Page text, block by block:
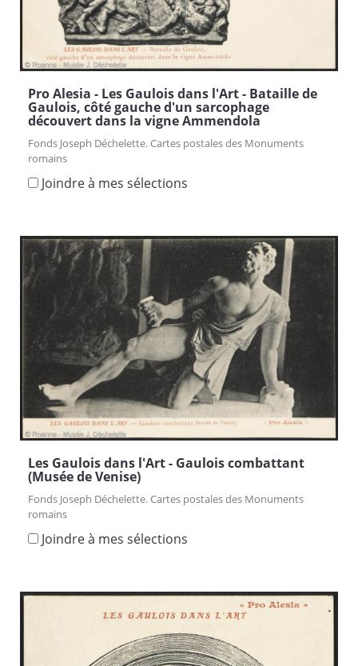
Pro Alesia - Les Gaulois dans l'Art - Bataille de
Gaulois, côté gauche d'un sarcophage
découvert dans la vigne Ammendola
Fonds Joseph Déchelette. Cartes postales des Monuments
romains
Joindre à mes sélections
Les Gaulois dans l'Art - Gaulois combattant
(Musée de Venise)
Fonds Joseph Déchelette. Cartes postales des Monuments
romains
Joindre à mes sélections